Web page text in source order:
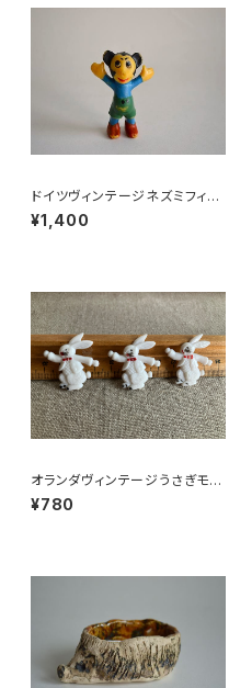
ドイツヴィンテージネズミフィギ
ュアa
¥1,400
オランダヴィンテージうさぎモチ
ーフプラパーツ30個セットNo3
7
¥780